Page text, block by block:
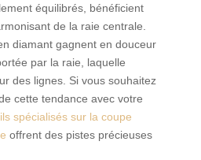
équilibrés, bénéficient
de la raie centrale.
diamant gagnent en douceur
par la raie, laquelle
des lignes. Si vous souhaitez
cette tendance avec votre
spécialisés sur la coupe
offrent des pistes précieuses